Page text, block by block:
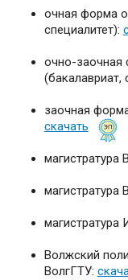
очная форма
специалитет):
очно-заочная
(бакалавриат,
заочная
скачать
магистратура
магистратура
магистратура
Волжский
ВолгГТУ: